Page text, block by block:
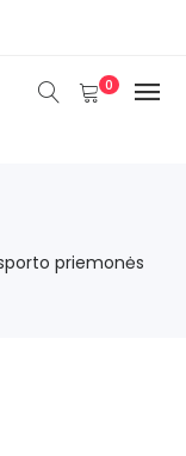
0
priemonės